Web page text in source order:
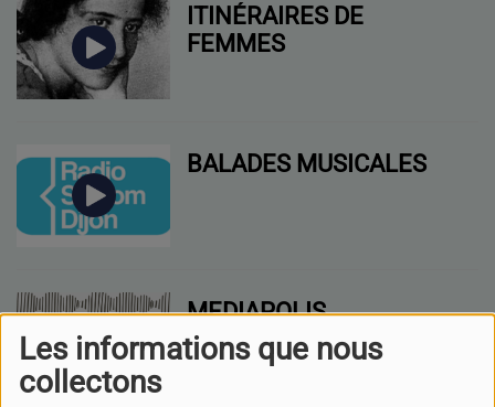
Les informations que nous
collectons
ITINÉRAIRES DE
FEMMES
BALADES MUSICALES
MEDIAPOLIS